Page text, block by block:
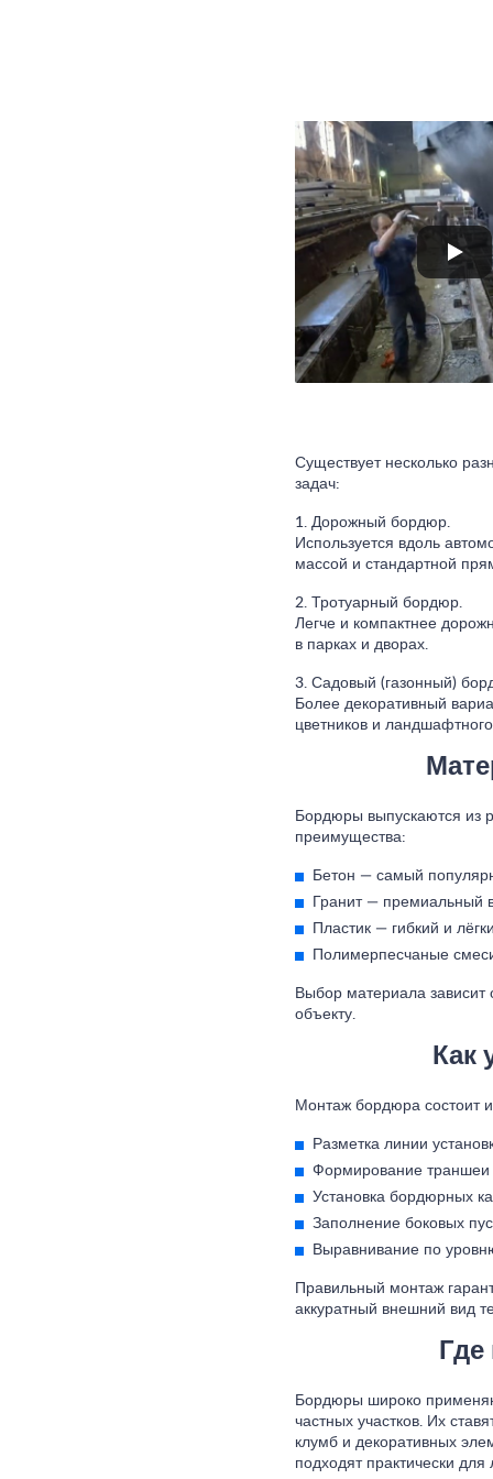
Существует несколько
задач:
1. Дорожный бордюр.
Используется вдоль
массой и стандартной
2. Тротуарный бордюр.
Легче и компактнее
в парках и дворах.
3. Садовый (газонный)
Более декоративный
цветников и
Бордюры выпускаются из
преимущества:
Бетон — самый
Гранит— премиальный
Пластик — гибкий и
Полимерпесчаные
Выбор материала зависит
объекту.
Как
Монтаж бордюра состоит
Разметка линии
Формирование
Установка бордюрных
Заполнение боковых
Выравнивание по
Правильный монтаж
аккуратный внешний вид
Бордюры широко
частных участков. Их
клумб и декоративных
подходят практически для